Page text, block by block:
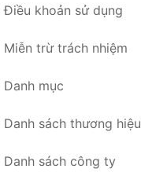
Điều khoản sử dụng
Miễn trừ trách nhiệm
Danh mục
Danh sách thương hiệu
Danh sách công ty